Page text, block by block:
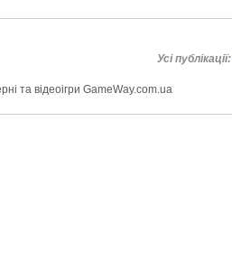
Усі публікації:
та відеоігри GameWay.com.ua